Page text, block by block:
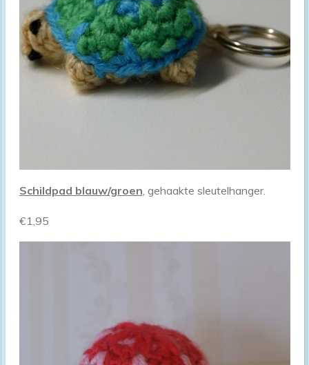
Schildpad blauw/groen, gehaakte sleutelhanger.
€1,95